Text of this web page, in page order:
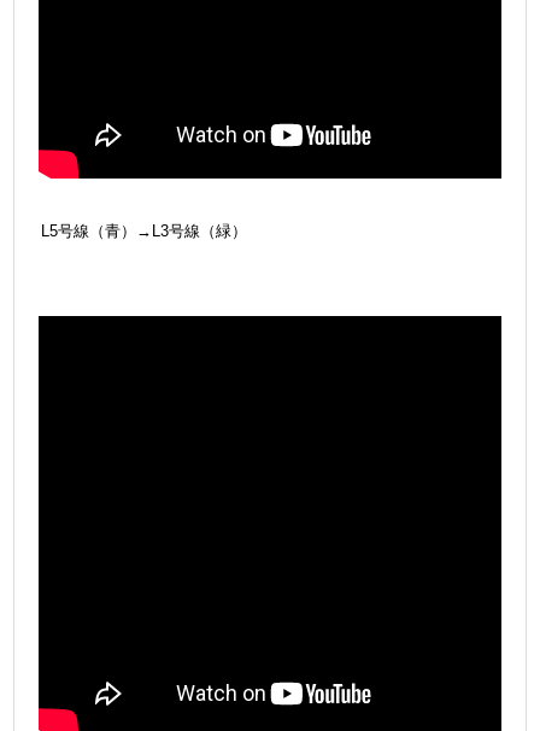
L5号線（青）→L3号線（緑）